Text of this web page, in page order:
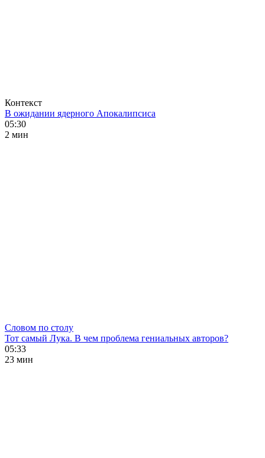
Контекст
В ожидании ядерного Апокалипсиса
05:30
2 мин
Словом по столу
Тот самый Лука. В чем проблема гениальных авторов?
05:33
23 мин